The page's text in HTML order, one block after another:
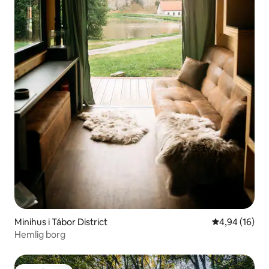
Minihus i Tábor District 4,94 av 5 i
4,94 (16)
Hemlig borg